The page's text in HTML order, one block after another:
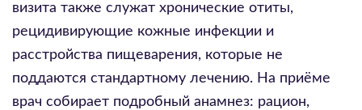
визита также служат хронические отиты,
рецидивирующие кожные инфекции и
расстройства пищеварения, которые не
поддаются стандартному лечению. На приёме
врач собирает подробный анамнез: рацион,